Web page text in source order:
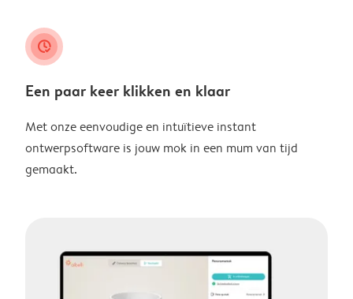
clock_check
Een paar keer klikken en klaar
Met onze eenvoudige en intuïtieve instant
ontwerpsoftware is jouw mok in een mum van tijd
gemaakt.